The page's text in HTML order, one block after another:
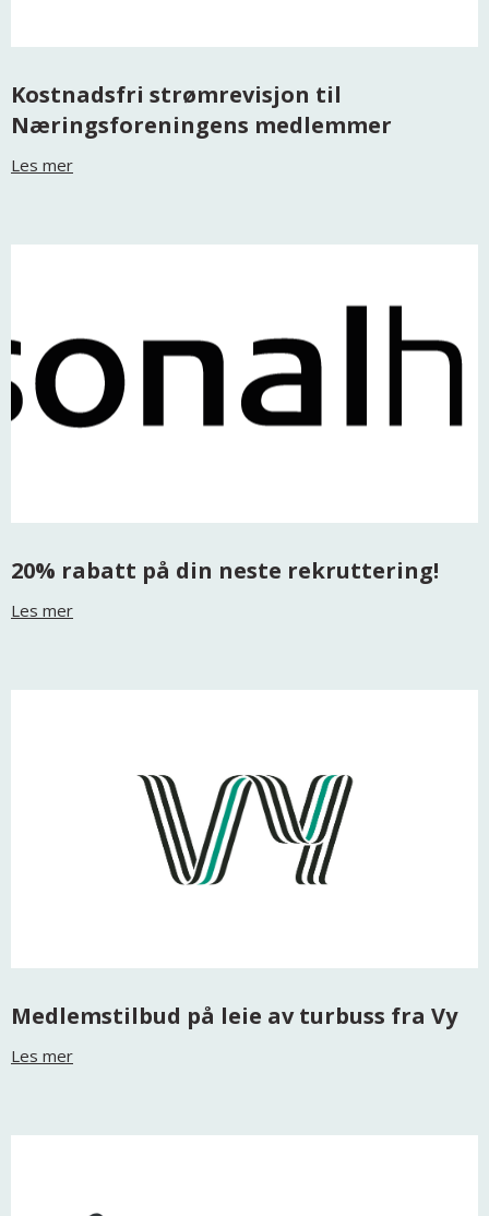
Kostnadsfri strømrevisjon til
Næringsforeningens medlemmer
Les mer
20% rabatt på din neste rekruttering!
Les mer
Medlemstilbud på leie av turbuss fra Vy
Les mer